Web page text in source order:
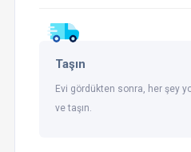
Taşın
Evi gördükten sonra, her şey
ve taşın.